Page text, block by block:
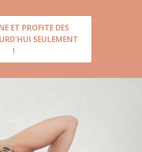
ET PROFITE DES
SEULEMENT
!